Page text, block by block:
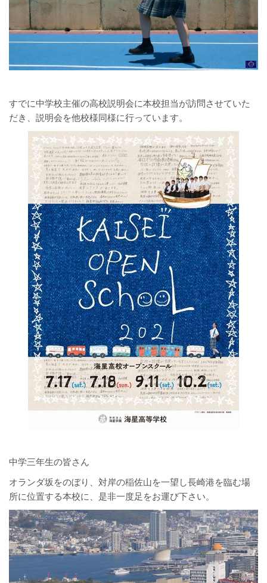
すでに中学校主催の高校説明会に本校担当が訪問させていた
だき、説明会を他校様同様に行っています。
中学三年生の皆さん
オランダ坂をのぼり、対岸の稲佐山を一望し長崎港を臨む場
所に位置する本校に、是非一度足をお運び下さい。